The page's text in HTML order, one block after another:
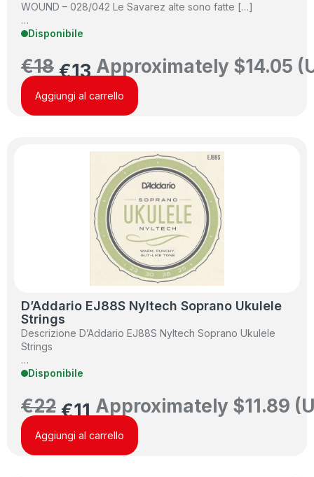
WOUND – 028/042 Le Savarez alte sono fatte […]
…
Disponibile
€18 €13 Approximately $14.05
Aggiungi al carrello
D’Addario EJ88S Nyltech Soprano Ukulele
Strings
Descrizione D’Addario EJ88S Nyltech Soprano Ukulele
Strings
…
Disponibile
€22 €11 Approximately $11.89
Aggiungi al carrello